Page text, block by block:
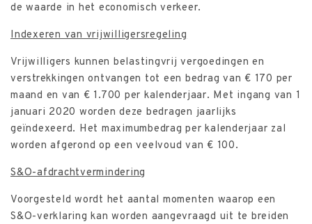
de waarde in het economisch verkeer.
Indexeren van vrijwilligersregeling
Vrijwilligers kunnen belastingvrij vergoedingen en
verstrekkingen ontvangen tot een bedrag van € 170 per
maand en van € 1.700 per kalenderjaar. Met ingang van 1
januari 2020 worden deze bedragen jaarlijks
geïndexeerd. Het maximumbedrag per kalenderjaar zal
worden afgerond op een veelvoud van € 100.
S&O-afdrachtvermindering
Voorgesteld wordt het aantal momenten waarop een
S&O-verklaring kan worden aangevraagd uit te breiden